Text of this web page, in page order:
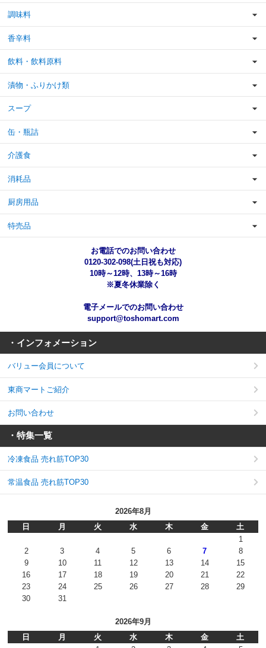
調味料
香辛料
飲料・飲料原料
漬物・ふりかけ類
スープ
缶・瓶詰
介護食
消耗品
厨房用品
特売品
お電話でのお問い合わせ
0120-302-098(土日祝も対応)
10時～12時、13時～16時
※夏冬休業除く
電子メールでのお問い合わせ
support@toshomart.com
・インフォメーション
バリュー会員について
東商マートご紹介
お問い合わせ
・特集一覧
冷凍食品 売れ筋TOP30
常温食品 売れ筋TOP30
2026年8月
日
月 火 水 木 金
土
1
2
3 4 5 6 7
8
9
10 11 12 13 14
15
16
17 18 19 20 21
22
23
24 25 26 27 28
29
30
31
2026年9月
日
月 火 水 木 金
土